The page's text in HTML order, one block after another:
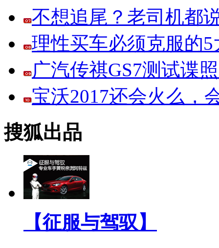
不想追尾？老司机都
理性买车必须克服的5
广汽传祺GS7测试谍
宝沃2017还会火么，
搜狐出品
【征服与驾驭】